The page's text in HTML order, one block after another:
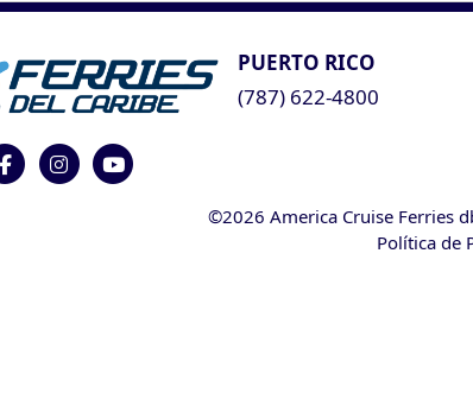
PUERTO RICO
(787) 622-4800
©2026 America Cruise Ferries
Política de